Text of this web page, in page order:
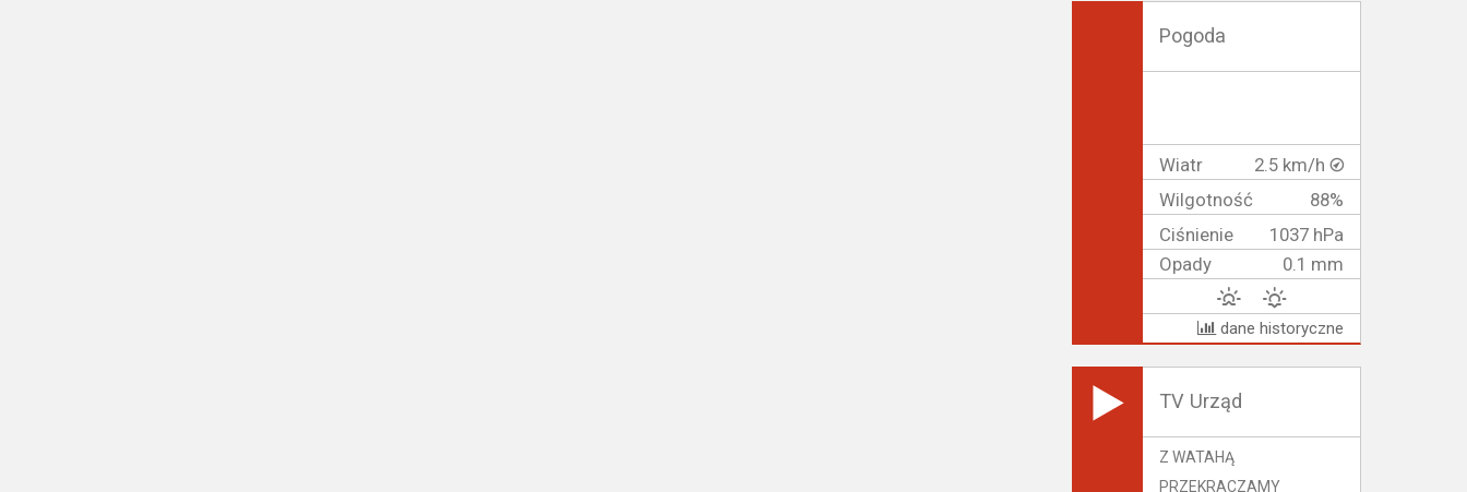
Pogoda
Wiatr
2.5 km/h
Wilgotność
88%
Ciśnienie
1037 hPa
Opady
0.1 mm
dane historyczne
TV Urząd
Z WATAHĄ
PRZEKRACZAMY